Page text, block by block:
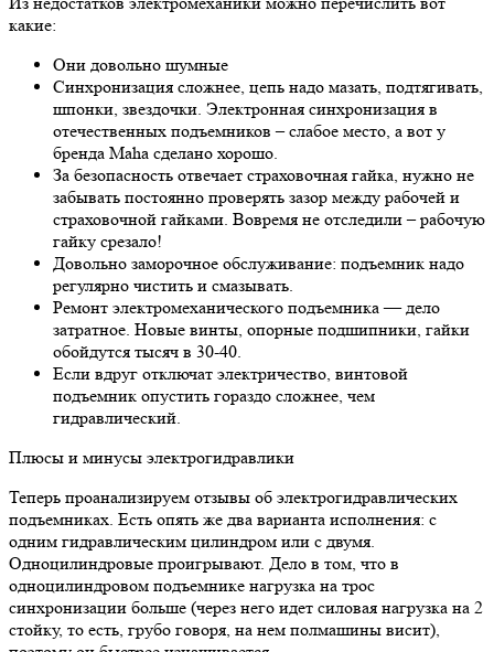
какие:
Они довольно шумные
Синхронизация сложнее, цепь надо мазать, подтягивать,
шпонки, звездочки. Электронная синхронизация в
отечественных подъемников – слабое место, а вот у
бренда Maha сделано хорошо.
За безопасность отвечает страховочная гайка, нужно не
забывать постоянно проверять зазор между рабочей и
страховочной гайками. Вовремя не отследили – рабочую
гайку срезало!
Довольно заморочное обслуживание: подъемник надо
регулярно чистить и смазывать.
Ремонт электромеханического подъемника — дело
затратное. Новые винты, опорные подшипники, гайки
обойдутся тысяч в 30-40.
Если вдруг отключат электричество, винтовой
подъемник опустить гораздо сложнее, чем
гидравлический.
Плюсы и минусы электрогидравлики
Теперь проанализируем отзывы об электрогидравлических
подъемниках. Есть опять же два варианта исполнения: с
одним гидравлическим цилиндром или с двумя.
Одноцилиндровые проигрывают. Дело в том, что в
одноцилиндровом подъемнике нагрузка на трос
синхронизации больше (через него идет силовая нагрузка на 2
стойку, то есть, грубо говоря, на нем полмашины висит),